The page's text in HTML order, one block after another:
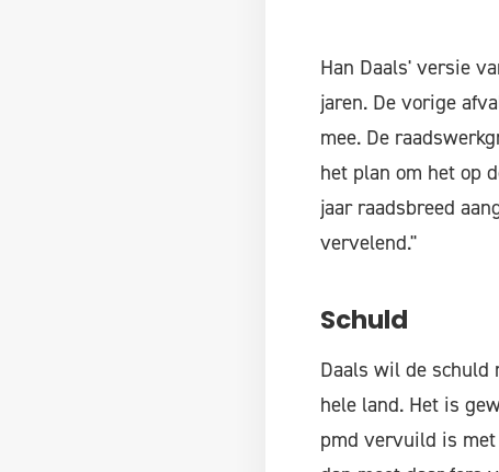
Han Daals' versie
jaren. De vorige
mee. De
het plan om het op
jaar raadsbreed
vervelend."
Schuld
Daals wil de schuld
hele land. Het is
pmd vervuild is